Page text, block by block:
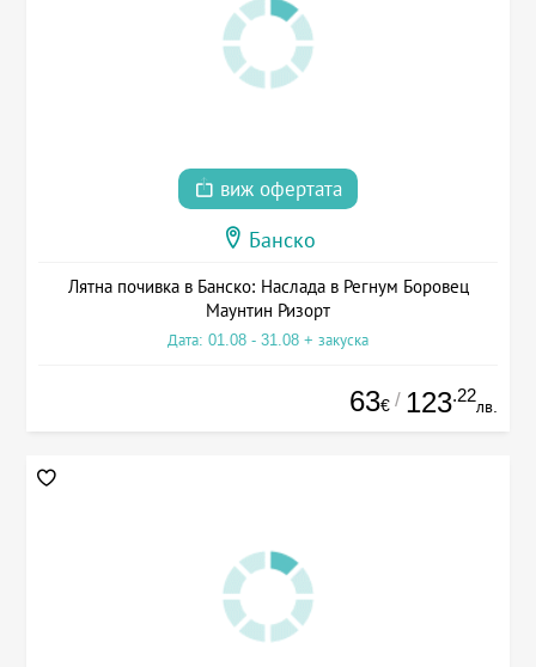
виж офертата
Банско
Лятна почивка в Банско: Наслада в Регнум Боровец
Маунтин Ризорт
Дата: 01.08 - 31.08 + закуска
63€ / 123.22
лв.